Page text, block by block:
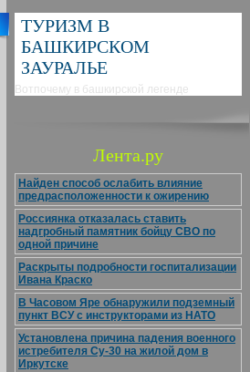
ТУРИЗМ В
БАШКИРСКОМ
ЗАУРАЛЬЕ
Вотпочему в башкирской легенде
Лента.ру
Найден способ ослабить влияние
предрасположенности к ожирению
Россиянка отказалась ставить
надгробный памятник бойцу СВО по
одной причине
Раскрыты подробности госпитализации
Ивана Краско
В Часовом Яре обнаружили подземный
пункт ВСУ с инструкторами из НАТО
Установлена причина падения военного
истребителя Су-30 на жилой дом в
Иркутске